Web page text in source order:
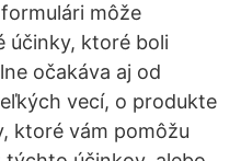
môže
účinky, ktoré boli
očakáva aj od
vecí, o produkte
ktoré vám pomôžu